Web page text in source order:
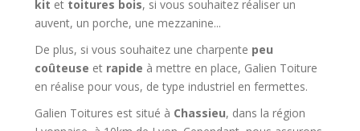
kit et toitures bois, si vous souhaitez réaliser un
auvent, un porche, une mezzanine...
De plus, si vous souhaitez une charpente peu
coûteuse et rapide à mettre en place, Galien Toiture
en réalise pour vous, de type industriel en fermettes.
Galien Toitures est situé à Chassieu, dans la région